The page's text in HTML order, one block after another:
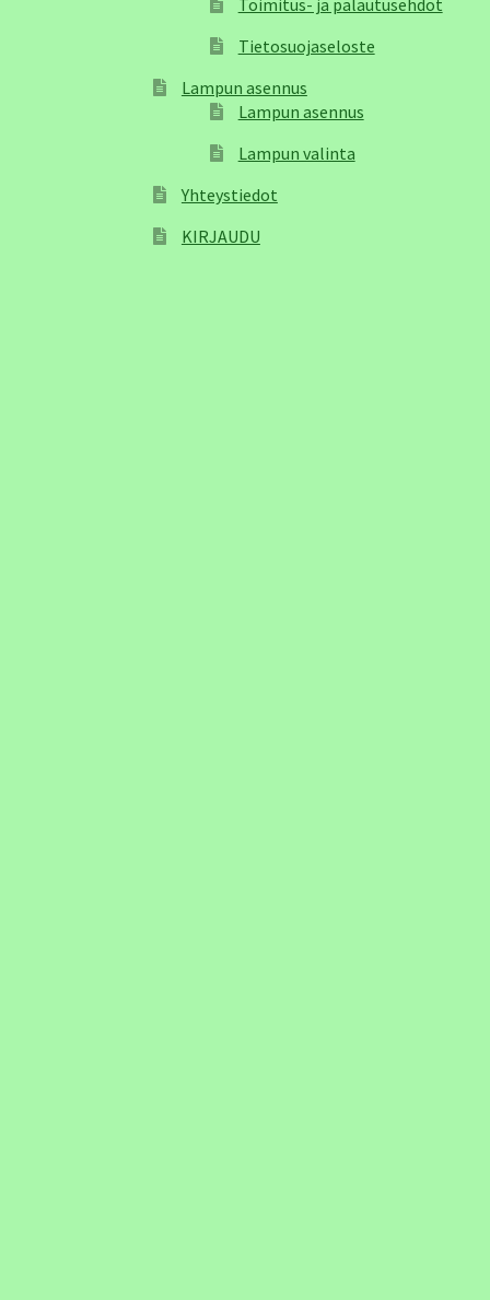
Toimitus- ja palautusehdot
Tietosuojaseloste
Lampun asennus
Lampun asennus
Lampun valinta
Yhteystiedot
KIRJAUDU